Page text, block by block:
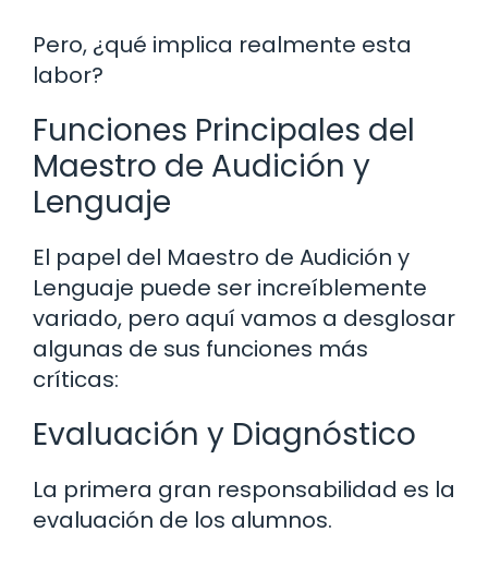
Pero, ¿qué implica realmente esta
labor?
Funciones Principales del
Maestro de Audición y
Lenguaje
El papel del Maestro de Audición y
Lenguaje puede ser increíblemente
variado, pero aquí vamos a desglosar
algunas de sus funciones más
críticas:
Evaluación y Diagnóstico
La primera gran responsabilidad es la
evaluación de los alumnos.